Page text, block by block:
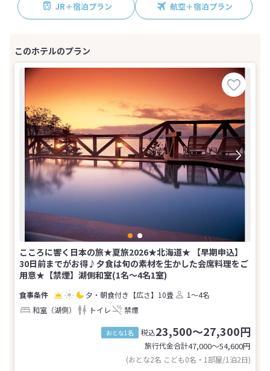
JR＋宿泊プラン 航空＋宿泊プラン
こころに響く日本の旅★夏旅2026★北海道★ 【早期申込】
30日前までがお得♪夕食は旬の素材を生かした会席料理をご
用意★【禁煙】湖側和室(1名～4名1室)
夕・朝食付き 【広さ】10畳
1～4名
和室（湖側）
トイレ 禁煙
おとな1名 税込23,500～27,300円
旅行代金合計47,000〜54,600円
(おとな2名 こども0名・1部屋/1泊2日)